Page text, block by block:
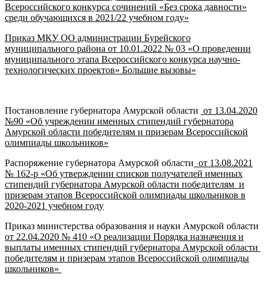
Всероссийского конкурса сочинений «Без срока давности»
среди обучающихся в 2021/22 учебном году»
Приказ МКУ ОО администрации Бурейского
муниципального района от 10.01.2022 № 03 «О проведении
муниципального этапа Всероссийского конкурса научно-
технологических проектов» Большие вызовы»
Постановление губернатора Амурской области от 13.04.2020
№90 «Об учреждении именных стипендий губернатора
Амурской области победителям и призерам Всероссийской
олимпиады школьников»
Распоряжение губернатора Амурской области от 13.08.2021
№ 162-р «Об утверждении списков получателей именных
стипендий губернатора Амурской области победителям и
призерам этапов Всероссийской олимпиады школьников в
2020-2021 учебном году
Приказ министерства образования и науки Амурской области
от 22.04.2020 № 410 «О реализации Порядка назначения и
выплаты именных стипендий губернатора Амурской области
победителям и призерам этапов Всероссийской олимпиады
школьников»